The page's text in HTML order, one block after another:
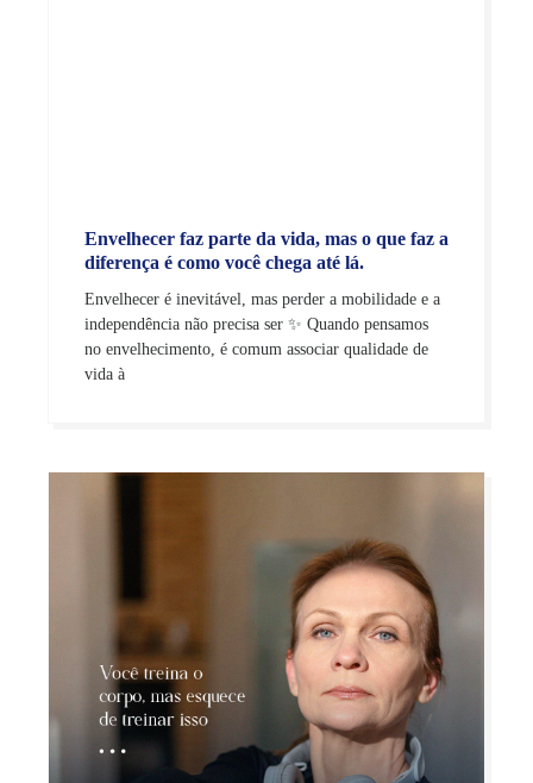
Envelhecer faz parte da vida, mas o que faz a
diferença é como você chega até lá.
Envelhecer é inevitável, mas perder a mobilidade e a
independência não precisa ser ✨ Quando pensamos
no envelhecimento, é comum associar qualidade de
vida à